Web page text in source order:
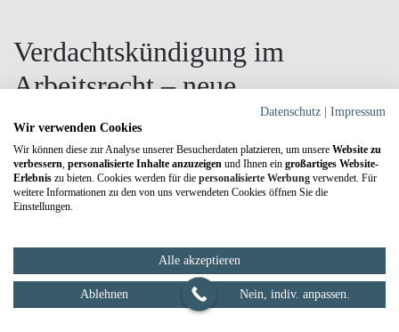
Verdachtskündigung im
Arbeitsrecht – neue
Entwicklungen in der
Rechtsprechung
Geschrieben vonSEO-Adminam22. Januar 2021 . Veröffentlicht in
Arbeitsrecht
Entwicklungen zur Verdachtskündigung
Die arbeitsrechtliche Rechtsprechung zu verhaltensbedingten und
Datenschutz
Impressum
Wir verwenden Cookies
Wir können diese zur Analyse unserer Besucherdaten platzieren, um unsere Website zu
verbessern, personalisierte Inhalte anzuzeigen und Ihnen ein großartiges Website-
Erlebnis zu bieten. Cookies werden für die personalisierte Werbung verwendet. Für
weitere Informationen zu den von uns verwendeten Cookies öffnen Sie die
Einstellungen.
Alle akzeptieren
Ablehnen Nein, indiv. anpassen.